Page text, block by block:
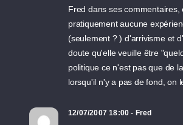
Fred dans ses commentaires,
pratiquement aucune
(seulement ? ) d'arrivisme et
doute qu'elle veuille être
politique ce n'est pas que de
lorsqu'il n'y a pas de fond, on
12/07/2007 18:00 - Fred